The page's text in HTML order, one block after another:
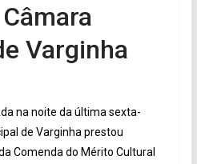
Varginha
na noite da última sexta-
de Varginha prestou
Comenda do Mérito Cultural